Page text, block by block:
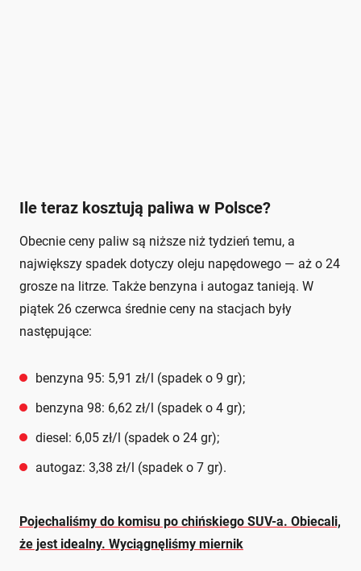
Ile teraz kosztują paliwa w Polsce?
Obecnie ceny paliw są niższe niż tydzień temu, a
największy spadek dotyczy oleju napędowego — aż o 24
grosze na litrze. Także benzyna i autogaz tanieją. W
piątek 26 czerwca średnie ceny na stacjach były
następujące:
benzyna 95: 5,91 zł/l (spadek o 9 gr);
benzyna 98: 6,62 zł/l (spadek o 4 gr);
diesel: 6,05 zł/l (spadek o 24 gr);
autogaz: 3,38 zł/l (spadek o 7 gr).
Pojechaliśmy do komisu po chińskiego SUV-a. Obiecali,
że jest idealny. Wyciągnęliśmy miernik